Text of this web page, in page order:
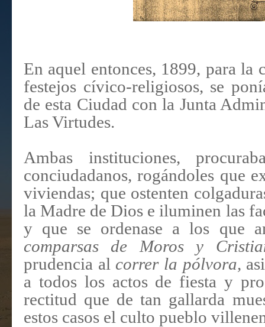
En aquel entonces, 1899, para la
festejos cívico-religiosos, se
de esta Ciudad con la Junta
Las Virtudes.
Ambas instituciones,
conciudadanos, rogándoles que
viviendas; que ostenten
la Madre de Dios e iluminen las
y que se ordenase a los que
comparsas de Moros y
prudencia al correr la pólvora,
a todos los actos de fiesta y
rectitud que de tan gallarda
estos casos el culto pueblo